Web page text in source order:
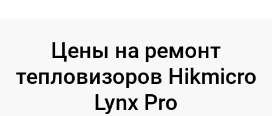
Цены на ремонт
тепловизоров Hikmicro
Lynx Pro